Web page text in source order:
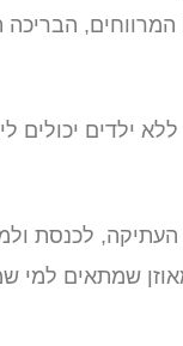
ילדים יכולים
לכנסת
שמתאים